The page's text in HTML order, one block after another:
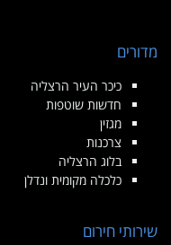
מדורים
כיכר העיר הרצליה
חדשות שוטפות
מגזין
צרכנות
בלוג הרצליה
כלכלה מקומית ונדלן
שירותי חירום